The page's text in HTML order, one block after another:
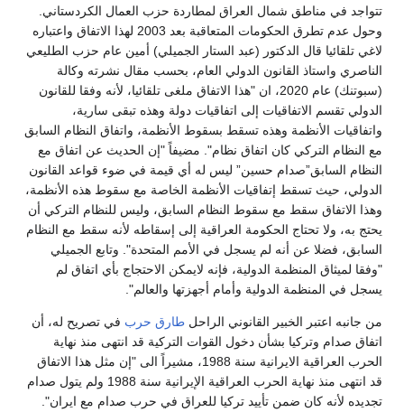
تتواجد في مناطق شمال العراق لمطاردة حزب العمال الكردستاني.
وحول عدم تطرق الحكومات المتعاقبة بعد 2003 لهذا الاتفاق واعتباره
لاغي تلقائيا قال الدكتور (عبد الستار الجميلي) أمين عام حزب الطليعي
الناصري واستاذ القانون الدولي العام، بحسب مقال نشرته وكالة
(سبوتنك) عام 2020، ان "هذا الاتفاق ملغى تلقائيا، لأنه وفقا للقانون
الدولي تقسم الاتفاقيات إلى اتفاقيات دولة وهذه تبقى سارية،
واتفاقيات الأنظمة وهذه تسقط بسقوط الأنظمة، واتفاق النظام السابق
مع النظام التركي كان اتفاق نظام". مضيفاً "إن الحديث عن اتفاق مع
النظام السابق”صدام حسين” ليس له أي قيمة في ضوء قواعد القانون
الدولي، حيث تسقط إتفاقيات الأنظمة الخاصة مع سقوط هذه الأنظمة،
وهذا الاتفاق سقط مع سقوط النظام السابق، وليس للنظام التركي أن
يحتج به، ولا تحتاج الحكومة العراقية إلى إسقاطه لأنه سقط مع النظام
السابق، فضلا عن أنه لم يسجل في الأمم المتحدة". وتابع الجميلي
"وفقا لميثاق المنظمة الدولية، فإنه لايمكن الاحتجاج بأي اتفاق لم
يسجل في المنظمة الدولية وأمام أجهزتها والعالم".
من جانبه اعتبر الخبير القانوني الراحل طارق حرب في تصريح له، أن
اتفاق صدام وتركيا بشأن دخول القوات التركية قد انتهى منذ نهاية
الحرب العراقية الايرانية سنة 1988، مشيراً الى "إن مثل هذا الاتفاق
قد انتهى منذ نهاية الحرب العراقية الإيرانية سنة 1988 ولم يتول صدام
تجديده لأنه كان ضمن تأييد تركيا للعراق في حرب صدام مع ايران".